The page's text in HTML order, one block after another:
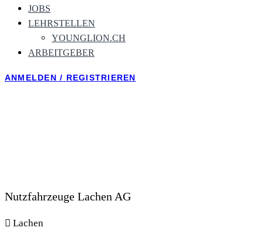
JOBS
LEHRSTELLEN
YOUNGLION.CH
ARBEITGEBER
ANMELDEN / REGISTRIEREN
Nutzfahrzeuge Lachen AG
Lachen